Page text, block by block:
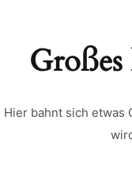
Hier bahnt sich etwas